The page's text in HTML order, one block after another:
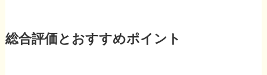
総合評価とおすすめポイント